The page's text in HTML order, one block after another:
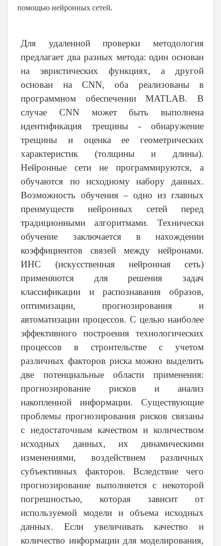
помощью нейронных сетей.
Для удаленной проверки методология
предлагает два разных метода: один основан
на эвристических функциях, а другой
основан на CNN, оба реализованы в
программном обеспечении MATLAB. В
случае CNN может быть выполнена
идентификация трещины - обнаружение
трещины и оценка ее геометрических
характеристик (толщины и длины).
Нейронные сети не программируются, а
обучаются по исходному набору данных.
Возможность обучения – одно из главных
преимуществ нейронных сетей перед
традиционными алгоритмами. Технически
обучение заключается в нахождении
коэффициентов связей между нейронами.
ИНС (искусственная нейронная сеть)
применяются для решения задач
классификации и распознавания образов,
оптимизации, прогнозирования и
автоматизации процессов. C целью наиболее
эффективного построения технологических
процессов в строительстве с учетом
различных факторов риска можно выделить
две потенциальные области применения:
прогнозирование рисков и анализ
накопленной информации. Существующие
проблемы прогнозирования рисков связаны
с недостаточным качеством и количеством
исходных данных, их динамическими
изменениями, воздействием различных
субъективных факторов. Вследствие чего
прогнозирование выполняется с некоторой
погрешностью, которая зависит от
используемой модели и объема исходных
данных. Если увеличивать качество и
количество информации для моделирования,